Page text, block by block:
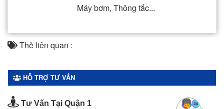
Máy bơm, Thông tắc...
Thẻ liên quan :
HỖ TRỢ TƯ VẤN
Tư Vấn Tại Quận 1